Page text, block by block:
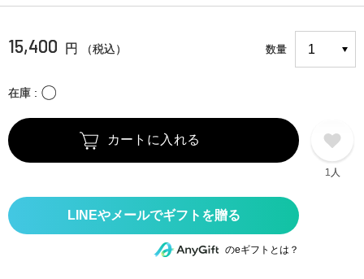
15,400 円 （税込） 数量
在庫 〇
カートに入れる
1人
のeギフトとは？